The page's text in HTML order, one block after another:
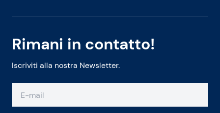
Rimani in contatto!
Iscriviti alla nostra Newsletter.